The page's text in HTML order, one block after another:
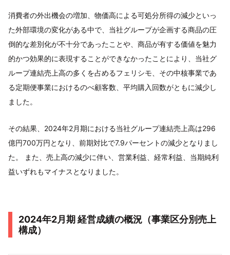
消費者の外出機会の増加、物価高による可処分所得の減少といっ
た外部環境の変化がある中で、当社グループが企画する商品の圧
倒的な差別化が不十分であったことや、商品が有する価値を魅力
的かつ効果的に表現することができなかったことにより、当社グ
ループ連結売上高の多くを占めるフェリシモ、その中核事業であ
る定期便事業におけるのべ顧客数、平均購入回数がともに減少し
ました。
その結果、2024年2月期における当社グループ連結売上高は296
億円700万円となり、前期対比で7.9パーセントの減少となりまし
た。 また、売上高の減少に伴い、営業利益、経常利益、当期純利
益いずれもマイナスとなりました。
2024年2月期 経営成績の概況（事業区分別売上
構成）